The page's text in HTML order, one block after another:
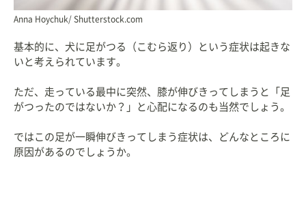
現在、Mix 猫１匹と一緒に暮らす愛猫家。
Anna Hoychuk/ Shutterstock.com
基本的に、犬に足がつる（こむら返り）という症状は起きな
いと考えられています。
ただ、走っている最中に突然、膝が伸びきってしまうと「足
がつったのではないか？」と心配になるのも当然でしょう。
ではこの足が一瞬伸びきってしまう症状は、どんなところに
原因があるのでしょうか。